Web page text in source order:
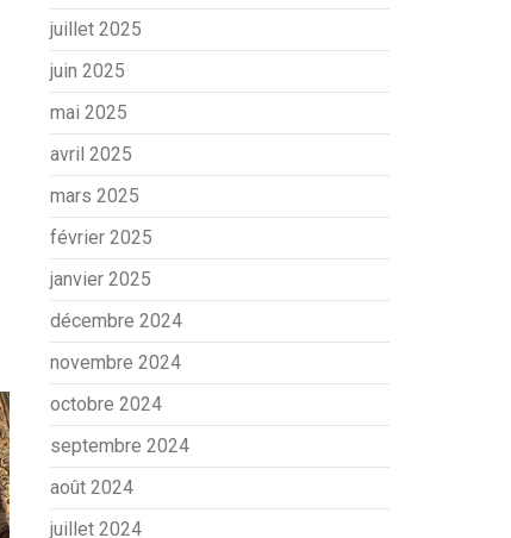
juillet 2025
juin 2025
mai 2025
avril 2025
mars 2025
février 2025
janvier 2025
décembre 2024
novembre 2024
octobre 2024
septembre 2024
août 2024
juillet 2024